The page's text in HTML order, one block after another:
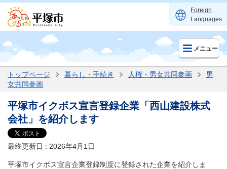
Foreign
Languages
メニュー
トップページ 暮らし・手続き 人権・男女共同参画
男
女共同参画
平塚市イクボス宣言登録企業「西山建設株式
会社」を紹介します
最終更新日 : 2026年4月1日
平塚市イクボス宣言企業登録制度に登録された企業を紹介しま